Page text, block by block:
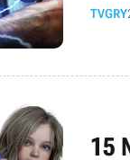
TVGRY
15